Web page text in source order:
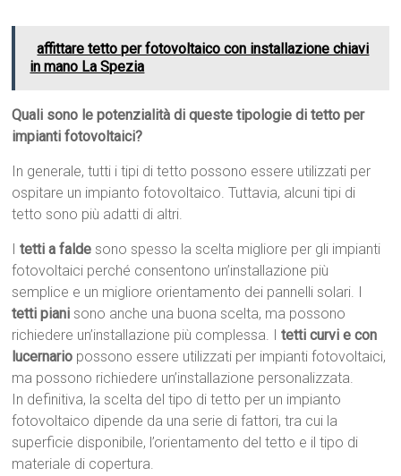
affittare tetto per fotovoltaico con installazione chiavi
in mano La Spezia
Quali sono le potenzialità di queste tipologie di tetto per
impianti fotovoltaici?
In generale, tutti i tipi di tetto possono essere utilizzati per
ospitare un impianto fotovoltaico. Tuttavia, alcuni tipi di
tetto sono più adatti di altri.
Itetti a falde sono spesso la scelta migliore per gli impianti
fotovoltaici perché consentono un’installazione più
semplice e un migliore orientamento dei pannelli solari. I
tetti piani sono anche una buona scelta, ma possono
richiedere un’installazione più complessa. Itetti curvi e con
lucernario possono essere utilizzati per impianti fotovoltaici,
ma possono richiedere un’installazione personalizzata.
In definitiva, la scelta del tipo di tetto per un impianto
fotovoltaico dipende da una serie di fattori, tra cui la
superficie disponibile, l’orientamento del tetto e il tipo di
materiale di copertura.